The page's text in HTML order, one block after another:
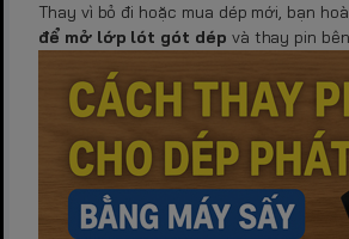
Thay vì bỏ đi hoặc mua dép mới, bạn
để mở lớp lót gót dép và thay pin